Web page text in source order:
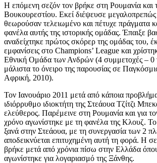
Η επόμενη σεζόν τον βρήκε στη Ρουμανία και
Βουκουρεστίου. Εκεί διέψευσε
θεωρούσαν τελειωμένο και πέτυχε πράγματα
φανέλα αυτής της ιστορικής ομάδας. Έπαιξε
αναδείχτηκε πρώτος σκόρερ της ομάδας του,
εμφανίσεις στο Champions’ League και
Εθνική Ομάδα των Ανδρών (4 συμμετοχές – 0
μάλιστα το όνειρο της παρουσίας σε
Αφρική, 2010).
Τον Ιανουάριο 2011 μετά από κάποια
ιδιόρρυθμο ιδιοκτήτη της Στεάουα Τζίτζι
ελεύθερος. Παρέμεινε στη Ρουμανία και για
χρόνο αγωνίστηκε με τη φανέλα της Κλουζ.
ξανά στην Στεάουα, με τη συνεργασία των 2
αποδεικνύεται επιτυχημένη αυτή τη φορά. Η
βρήκε μετά από χρόνια πίσω στην Ελλάδα
αγωνίστηκε για λογαριασμό της Ξάνθης.